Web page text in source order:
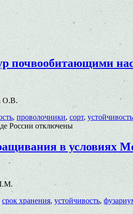
почвообитающими
О.В.
, проволочники, сорт,
Россииотключены
в условиях
срок хранения,устойчивость,